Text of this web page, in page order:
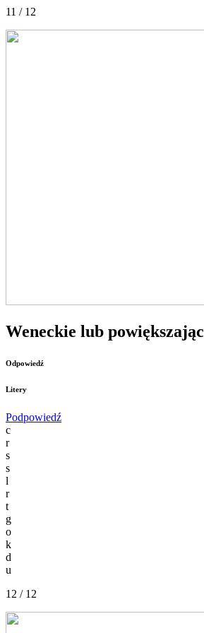
11 / 12
Weneckie lub
Odpowiedź
Litery
Podpowiedź
c
r
s
s
l
r
t
g
o
k
d
u
12 / 12